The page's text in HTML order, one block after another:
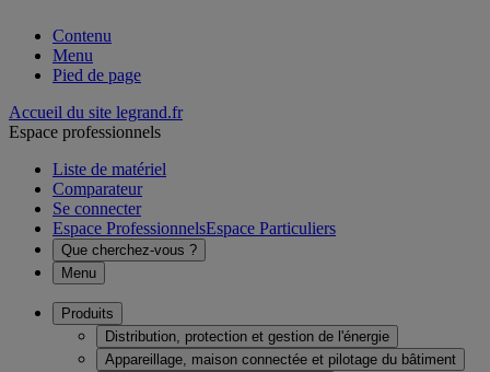
Contenu
Menu
Pied de page
Accueil du site legrand.fr
Espace professionnels
Liste de matériel
Comparateur
Se connecter
Espace ProfessionnelsEspace Particuliers
Que cherchez-vous ?
Menu
Produits
Distribution, protection et gestion de l'énergie
Appareillage, maison connectée et pilotage du bâtiment